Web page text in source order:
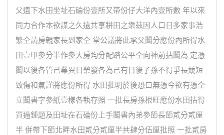
父遺下水田坐址石碖份壹所又帶份仔大洋內壹所數 年以來
同力合作本欲謀之久遠共享耕田之樂茲因人口日多家事浩
繁仝請房親家長到家仝 堂公議將此承父鬮分應份內所得水
田壹甲參分半作參大房均分配踏公平仝向神前拈鬮為 定憑
鬮以後各管己業異日榮發各為己有日後子孫不得爭長競短
致傷和氣謹將應份所得 水田批明於後恐口無憑今欲有憑仝
立鬮書字參紙壹樣各執存照 一批長房孫根旺應份水田拈得
買過鍾題及田址在石碖份上手鬮書內弟參節長節貳分貳厘
半 併帶下節北畔水田貳分貳厘半共肆分伍厘批照 一批貳房